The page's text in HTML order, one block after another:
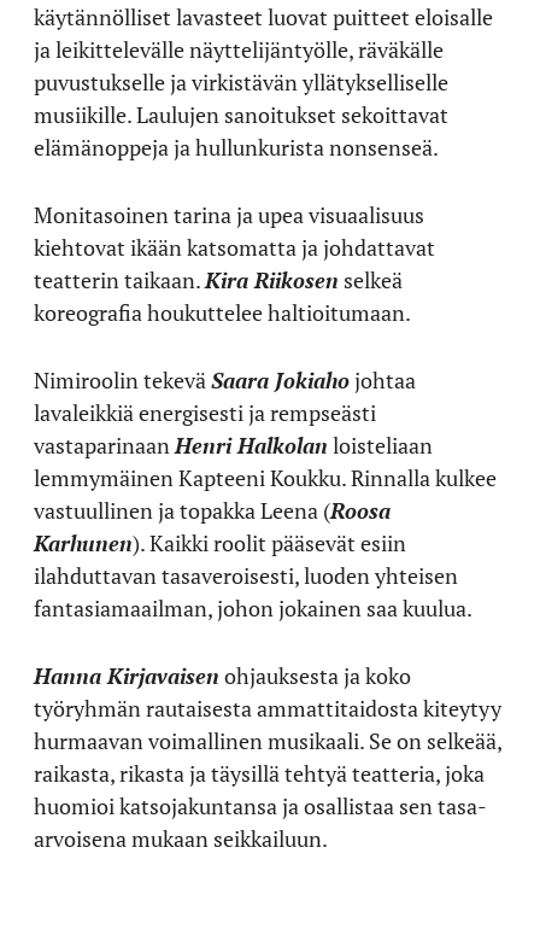
käytännölliset lavasteet luovat puitteet eloisalle
ja leikittelevälle näyttelijäntyölle, räväkälle
puvustukselle ja virkistävän yllätykselliselle
musiikille. Laulujen sanoitukset sekoittavat
elämänoppeja ja hullunkurista nonsenseä.
Monitasoinen tarina ja upea visuaalisuus
kiehtovat ikään katsomatta ja johdattavat
teatterin taikaan.Kira Riikosen selkeä
koreografia houkuttelee haltioitumaan.
Nimiroolin tekevä Saara Jokiahojohtaa
lavaleikkiä energisesti ja rempseästi
vastaparinaan Henri Halkolan loisteliaan
lemmymäinen Kapteeni Koukku. Rinnalla kulkee
vastuullinen ja topakka Leena (Roosa
Karhunen). Kaikki roolit pääsevät esiin
ilahduttavan tasaveroisesti, luoden yhteisen
fantasiamaailman, johon jokainen saa kuulua.
Hanna Kirjavaisen ohjauksesta ja koko
työryhmän rautaisesta ammattitaidosta kiteytyy
hurmaavan voimallinen musikaali. Se on selkeää,
raikasta, rikasta ja täysillä tehtyä teatteria, joka
huomioi katsojakuntansa ja osallistaa sen tasa-
arvoisena mukaan seikkailuun.